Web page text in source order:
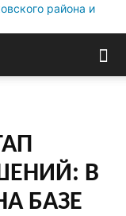
района и
В
БАЗЕ